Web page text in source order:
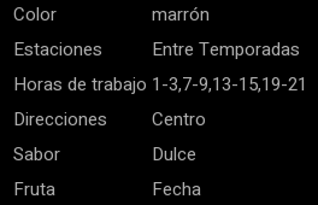
Color
marrón
Estaciones
Entre Temporadas
Horas de trabajo 1-3,7-9,13-15,19-21
Direcciones
Centro
Sabor
Dulce
Fruta
Fecha